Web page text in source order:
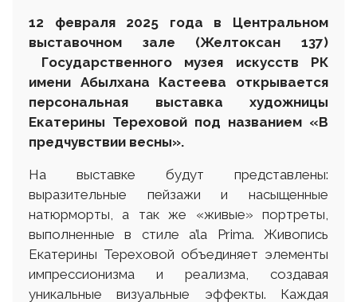
12 февраля 2025 года
в Центральном
выставочном зале (Желтоксан 137)
Государственного музея искусств РК
имени Абылхана Кастеева открывается
персональная выставка художницы
Екатерины Тереховой под названием «В
предчувствии весны».
На выставке будут представлены:
выразительные пейзажи и насыщенные
натюрморты, а так же «живые» портреты,
выполненные в стиле a’la Prima. Живопись
Екатерины Тереховой объединяет элементы
импрессионизма и реализма, создавая
уникальные визуальные эффекты. Каждая